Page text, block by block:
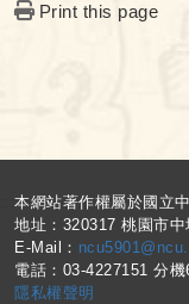
Print this page
:::本網站著作權屬於國立
地址：320317 桃園市
E-Mail：
電話：03-4227151 分
隱私權聲明